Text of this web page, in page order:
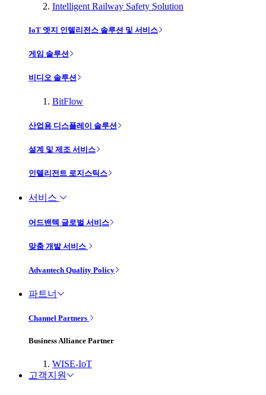
Intelligent Railway Safety Solution
IoT 엣지 인텔리전스 솔루션 및 서비스
게임 솔루션
비디오 솔루션
BitFlow
산업용 디스플레이 솔루션
설계 및 제조 서비스
인텔리전트 로지스틱스
서비스
어드밴텍 글로벌 서비스
맞춤 개발 서비스
Advantech Quality Policy
파트너
Channel Partners
Business Alliance Partner
WISE-IoT
고객지원